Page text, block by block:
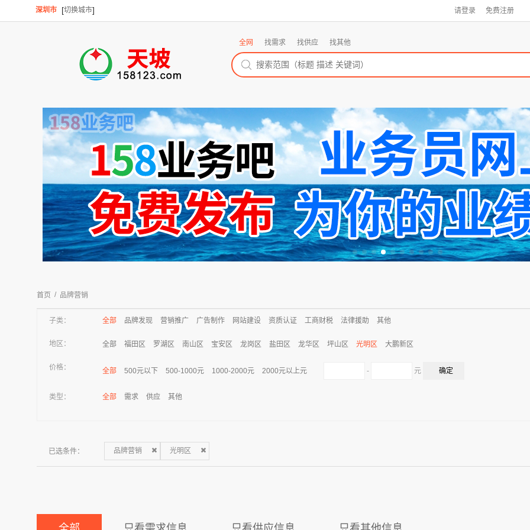
深圳市 [切换城市] 请登录 免费注册
全网 找需求 找供应 找其他
首页 / 品牌营销
子类： 全部 品牌发现 营销推广 广告制作 网站建设 资质认证 工商财税 法律援助 其他
地区： 全部 福田区 罗湖区 南山区 宝安区 龙岗区 盐田区 龙华区 坪山区 光明区 大鹏新区
价格： 全部 500元以下 500-1000元 1000-2000元 2000元以上元 - 元
类型： 全部 需求 供应 其他
已选条件： 品牌营销 光明区